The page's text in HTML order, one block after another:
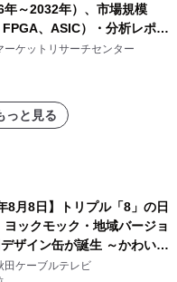
年～2032年）、市場規模
FPGA、ASIC）・分析レポー
ーケットリサーチセンター
っと見る
8月8日】トリプル「8」の日
ヨックモック・地域バージョ
ザイン缶が誕生 ～かわいい
犬と秋田の四季と名所を巡
田ケーブルテレビ